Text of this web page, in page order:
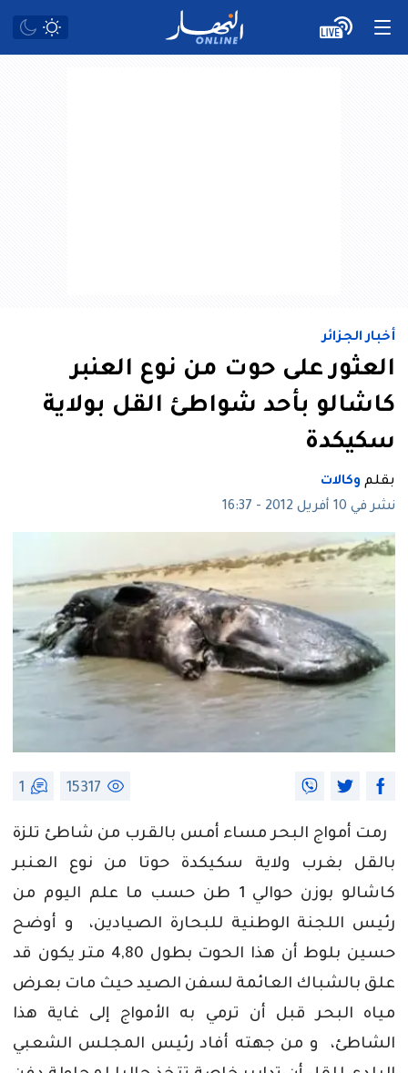
أخبار الجزائر
العثور على حوت من نوع العنبر
كاشالو بأحد شواطئ القل بولاية
سكيكدة
بقلم وكالات
نشر في 10 أفريل 2012 - 16:37
15317
1
رمت أمواج البحر مساء أمس بالقرب من شاطئ تلزة
بالقل بغرب ولاية سكيكدة حوتا من نوع العنبر
كاشالو بوزن حوالي 1 طن حسب ما علم اليوم من
رئيس اللجنة الوطنية للبحارة الصيادين، و أوضح
حسين بلوط أن هذا الحوت بطول 4,80 متر يكون قد
علق بالشباك العائمة لسفن الصيد حيث مات بعرض
مياه البحر قبل أن ترمي به الأمواج إلى غاية هذا
الشاطئ، و من جهته أفاد رئيس المجلس الشعبي